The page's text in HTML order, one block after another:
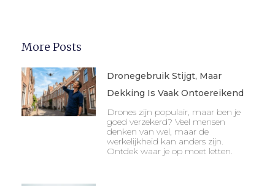
More Posts
Dronegebruik Stijgt, Maar
Dekking Is Vaak Ontoereikend
Drones zijn populair, maar ben je
goed verzekerd? Veel mensen
denken van wel, maar de
werkelijkheid kan anders zijn.
Ontdek waar je op moet letten.